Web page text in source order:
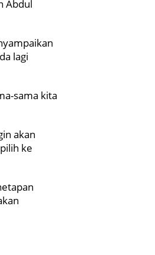
Abdul
lagi
sama kita
akan
ke